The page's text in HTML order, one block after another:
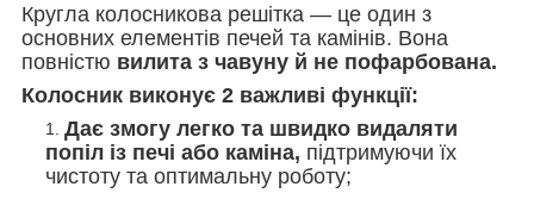
Кругла колосникова решітка — це один з
основних елементів печей та камінів. Вона
повністю вилита з чавуну й не пофарбована.
Колосник виконує 2 важливі функції:
Дає змогу легко та швидко видаляти
попіл із печі або каміна, підтримуючи їх
чистоту та оптимальну роботу;